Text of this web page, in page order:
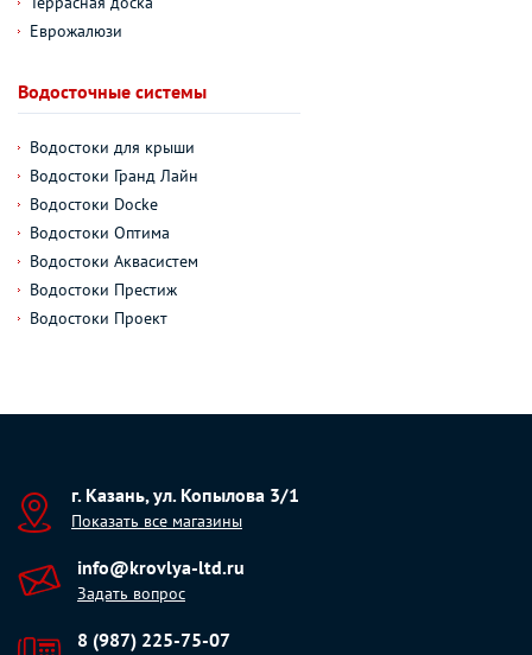
Еврожалюзи
Водосточные системы
Водостоки для крыши
Водостоки Гранд Лайн
Водостоки Docke
Водостоки Оптима
Водостоки Аквасистем
Водостоки Престиж
Водостоки Проект
г. Казань, ул. Копылова 3/1
Показать все магазины
info@krovlya-ltd.ru
Задать вопрос
8 (987) 225-75-07